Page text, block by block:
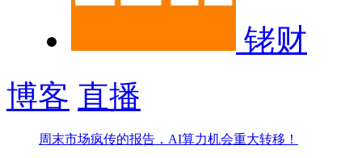
铑财
博客 直播
周末市场疯传的报告，AI算力机会重大转移！